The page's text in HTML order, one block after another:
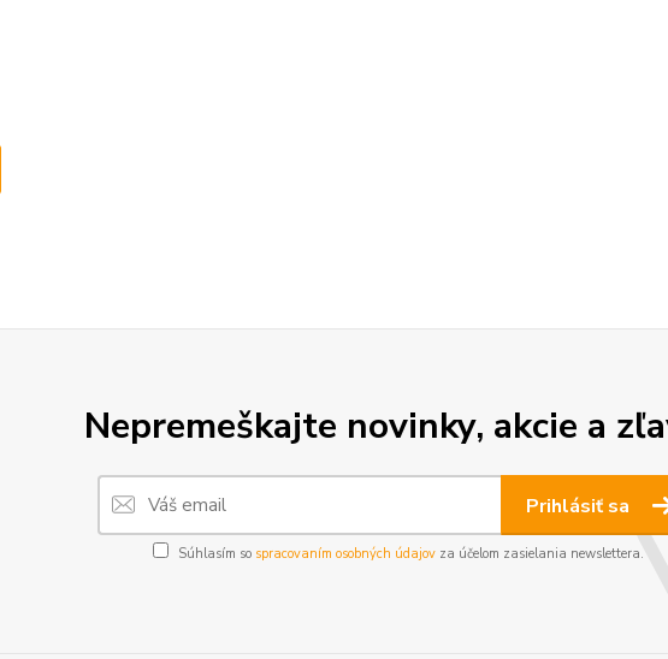
Nepremeškajte novinky, akcie a
Prihlásiť sa
Súhlasím so spracovaním osobných údajov za účelom zasielania newslettera.